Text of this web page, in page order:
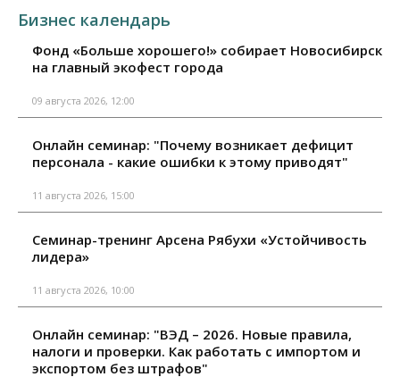
Бизнес календарь
Фонд «Больше хорошего!» собирает Новосибирск
на главный экофест города
09 августа 2026, 12:00
Онлайн семинар: "Почему возникает дефицит
персонала - какие ошибки к этому приводят"
11 августа 2026, 15:00
Семинар-тренинг Арсена Рябухи «Устойчивость
лидера»
11 августа 2026, 10:00
Онлайн семинар: "ВЭД – 2026. Новые правила,
налоги и проверки. Как работать с импортом и
экспортом без штрафов"